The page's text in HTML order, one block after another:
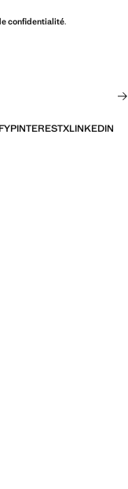
confidentialité.
PINTERESTXLINKEDIN